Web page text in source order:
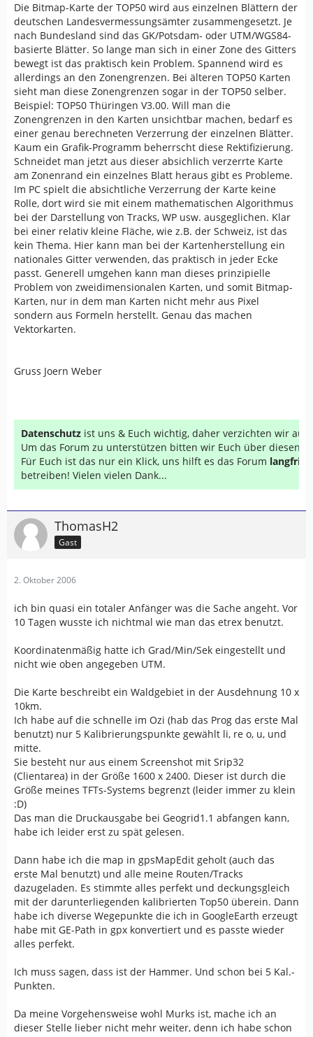
Die Bitmap-Karte der TOP50 wird aus einzelnen Blättern der
deutschen Landesvermessungsämter zusammengesetzt. Je
nach Bundesland sind das GK/Potsdam- oder UTM/WGS84-
basierte Blätter. So lange man sich in einer Zone des Gitters
bewegt ist das praktisch kein Problem. Spannend wird es
allerdings an den Zonengrenzen. Bei älteren TOP50 Karten
sieht man diese Zonengrenzen sogar in der TOP50 selber.
Beispiel: TOP50 Thüringen V3.00. Will man die
Zonengrenzen in den Karten unsichtbar machen, bedarf es
einer genau berechneten Verzerrung der einzelnen Blätter.
Kaum ein Grafik-Programm beherrscht diese Rektifizierung.
Schneidet man jetzt aus dieser absichlich verzerrte Karte
am Zonenrand ein einzelnes Blatt heraus gibt es Probleme.
Im PC spielt die absichtliche Verzerrung der Karte keine
Rolle, dort wird sie mit einem mathematischen Algorithmus
bei der Darstellung von Tracks, WP usw. ausgeglichen. Klar
bei einer relativ kleine Fläche, wie z.B. der Schweiz, ist das
kein Thema. Hier kann man bei der Kartenherstellung ein
nationales Gitter verwenden, das praktisch in jeder Ecke
passt. Generell umgehen kann man dieses prinzipielle
Problem von zweidimensionalen Karten, und somit Bitmap-
Karten, nur in dem man Karten nicht mehr aus Pixel
sondern aus Formeln herstellt. Genau das machen
Vektorkarten.
Gruss Joern Weber
Datenschutz ist uns & Euch wichtig, daher verzichten wir auf
Um das Forum zu unterstützen bitten wir Euch über diesen
Für Euch ist das nur ein Klick, uns hilft es das Forum
betreiben! Vielen vielen Dank...
ThomasH2
Gast
2. Oktober 2006
ich bin quasi ein totaler Anfänger was die Sache angeht. Vor
10 Tagen wusste ich nichtmal wie man das etrex benutzt.
Koordinatenmäßig hatte ich Grad/Min/Sek eingestellt und
nicht wie oben angegeben UTM.
Die Karte beschreibt ein Waldgebiet in der Ausdehnung 10 x
10km.
Ich habe auf die schnelle im Ozi (hab das Prog das erste Mal
benutzt) nur 5 Kalibrierungspunkte gewählt li, re o, u, und
mitte.
Sie besteht nur aus einem Screenshot mit Srip32
(Clientarea) in der Größe 1600 x 2400. Dieser ist durch die
Größe meines TFTs-Systems begrenzt (leider immer zu klein
:D)
Das man die Druckausgabe bei Geogrid1.1 abfangen kann,
habe ich leider erst zu spät gelesen.
Dann habe ich die map in gpsMapEdit geholt (auch das
erste Mal benutzt) und alle meine Routen/Tracks
dazugeladen. Es stimmte alles perfekt und deckungsgleich
mit der darunterliegenden kalibrierten Top50 überein. Dann
habe ich diverse Wegepunkte die ich in GoogleEarth erzeugt
habe mit GE-Path in gpx konvertiert und es passte wieder
alles perfekt.
Ich muss sagen, dass ist der Hammer. Und schon bei 5 Kal.-
Punkten.
Da meine Vorgehensweise wohl Murks ist, mache ich an
dieser Stelle lieber nicht mehr weiter, denn ich habe schon